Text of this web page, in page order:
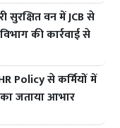
सुरक्षित वन में JCB से
की कार्रवाई से
Policy से कर्मियों में
जताया आभार